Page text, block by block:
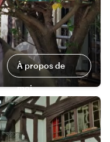
À propos de
moi